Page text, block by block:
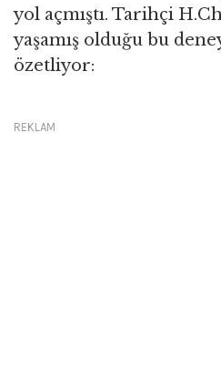
yol açmıştı. Tarihçi
yaşamış olduğu bu
özetliyor:
REKLAM